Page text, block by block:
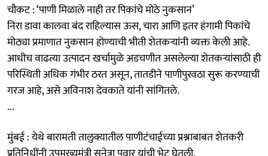
चौकट : ‘पाणी मिळाले नाही तर पिकांचे मोठे नुकसान’
निरा डावा कालवा बंद राहिल्यास ऊस, चारा आणि इतर हंगामी पिकांचे
मोठ्या प्रमाणात नुकसान होण्याची भीती शेतकऱ्यांनी व्यक्त केली आहे.
आधीच वाढत्या उत्पादन खर्चामुळे अडचणीत असलेल्या शेतकऱ्यांसाठी ही
परिस्थिती अधिक गंभीर ठरत असून, तातडीने पाणीपुरवठा सुरू करण्याची
गरज आहे, असे अविनाश देवकाते यांनी सांगितले.
...
मुंबई : येथे बारामती तालुक्यातील पाणीटंचाईच्या प्रश्नाबाबत शेतकरी